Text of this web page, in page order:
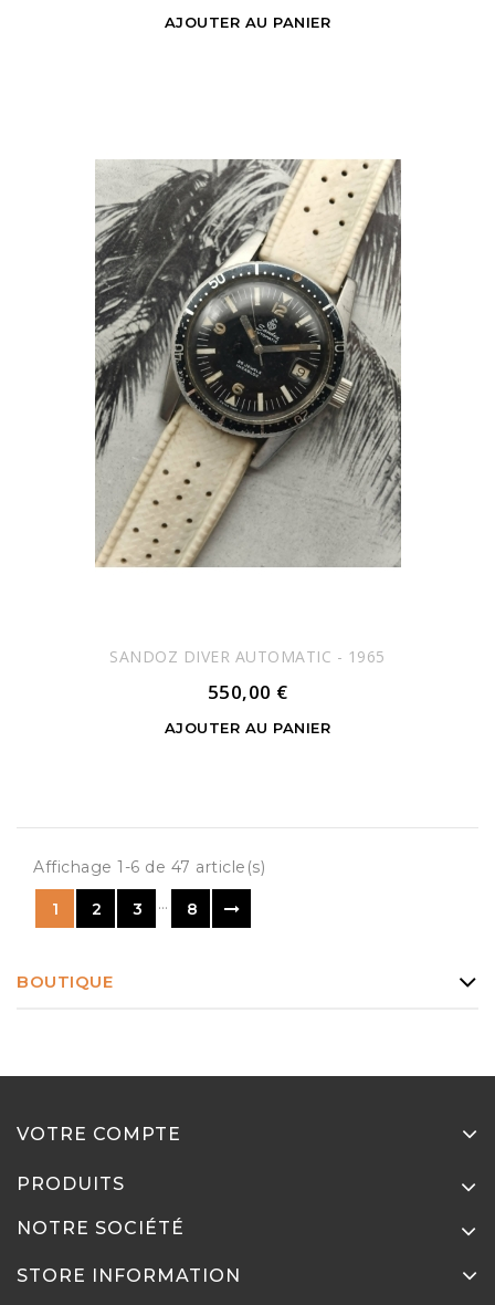
AJOUTER AU PANIER
SANDOZ DIVER AUTOMATIC - 1965
550,00 €
AJOUTER AU PANIER
Affichage 1-6 de 47 article(s)
1 2 3 … 8
BOUTIQUE
VOTRE COMPTE
PRODUITS
NOTRE SOCIÉTÉ
STORE INFORMATION